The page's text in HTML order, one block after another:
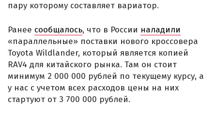
пару которому составляет вариатор.
Ранее сообщалось, что в России наладили
«параллельные» поставки нового кроссовера
Toyota Wildlander, который является копией
RAV4 для китайского рынка. Там он стоит
минимум 2 000 000 рублей по текущему курсу, а
у нас с учетом всех расходов цены на них
стартуют от 3 700 000 рублей.